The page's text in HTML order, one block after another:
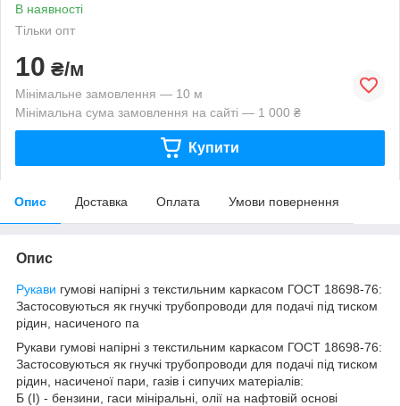
В наявності
Тільки опт
10 ₴/м
Мінімальне замовлення — 10 м
Мінімальна сума замовлення на сайті — 1 000 ₴
Купити
Опис Доставка Оплата Умови повернення
Опис
Рукави гумові напірні з текстильним каркасом ГОСТ 18698-76:
Застосовуються як гнучкі трубопроводи для подачі під тиском
рідин, насиченого па
Рукави гумові напірні з текстильним каркасом ГОСТ 18698-76:
Застосовуються як гнучкі трубопроводи для подачі під тиском
рідин, насиченої пари, газів і сипучих матеріалів:
Б (I) - бензини, гаси мініральні, олії на нафтовій основі